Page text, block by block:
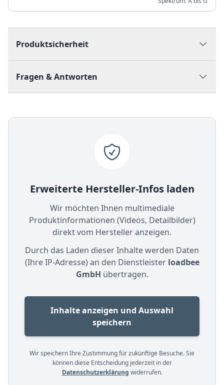
Produktsicherheit
Fragen & Antworten
Erweiterte Hersteller-Infos laden
Wir möchten Ihnen multimediale
Produktinformationen (Videos, Detailbilder)
direkt vom Hersteller anzeigen.
Durch das Laden dieser Inhalte werden Daten
(Ihre IP-Adresse) an den Dienstleister loadbee
GmbH übertragen.
Inhalte anzeigen und Auswahl
speichern
Wir speichern Ihre Zustimmung für zukünftige Besuche. Sie
können diese Entscheidung jederzeit in der
Datenschutzerklärung widerrufen.